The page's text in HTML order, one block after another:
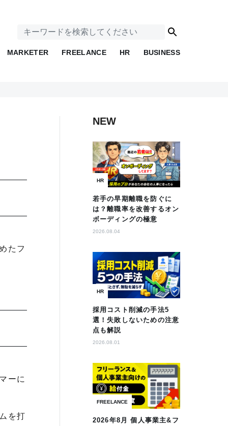
MARKETER FREELANCE HR BUSINESS
たフ
ーに
を打
NEW
HR
若手の早期離職を防ぐに
は？離職率を改善するオン
ボーディングの極意
2026.08.04
HR
採用コスト削減の手法5
選！失敗しないための注意
点も解説
2026.08.01
FREELANCE
2026年8月 個人事業主&フ